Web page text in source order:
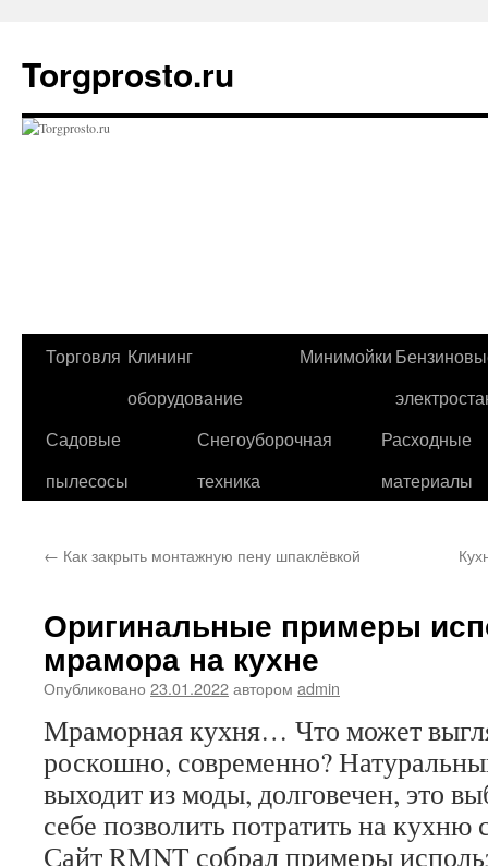
содержимому
Torgprosto.ru
Торговля Клининг
оборудование
Минимойки
Садовые
пылесосы
Снегоуборочная
техника
Расходные
материалы
← Как закрыть монтажную пену шпаклёвкой
Оригинальные примеры
мрамора на кухне
Опубликовано 23.01.2022автором admin
Мраморная кухня… Что может
роскошно, современно?
выходит из моды, долговечен, это
себе позволить потратить на
Сайт RMNT собрал примеры